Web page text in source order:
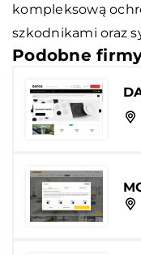
kompleksową
szkodnikami oraz
Podobne